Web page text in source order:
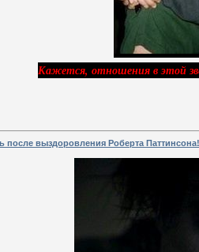
Кажется, отношения в этой
после выздоровления Роберта Паттинсона!